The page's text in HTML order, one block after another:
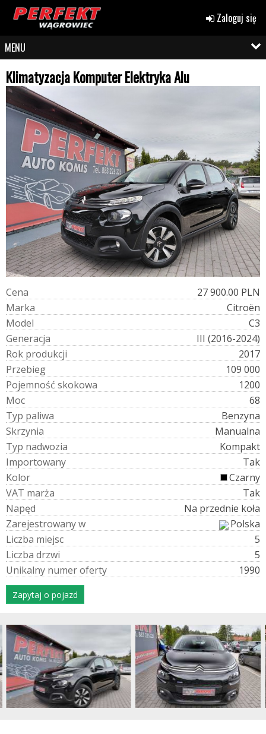
Zaloguj się
MENU
Klimatyzacja Komputer Elektryka Alu
Cena
27 900.00 PLN
Marka
Citroën
Model
C3
Generacja
III (2016-2024)
Rok produkcji
2017
Przebieg
109 000
Pojemność skokowa
1200
Moc
68
Typ paliwa
Benzyna
Skrzynia
Manualna
Typ nadwozia
Kompakt
Importowany
Tak
Kolor
Czarny
VAT marża
Tak
Napęd
Na przednie koła
Zarejestrowanyw
Polska
Liczba miejsc
5
Liczba drzwi
5
Unikalny numeroferty 1990
Zapytaj o pojazd